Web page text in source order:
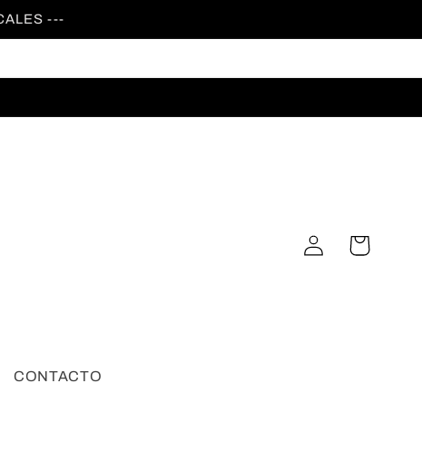
---
CONTACTO
Iniciar
sesión
Carrito